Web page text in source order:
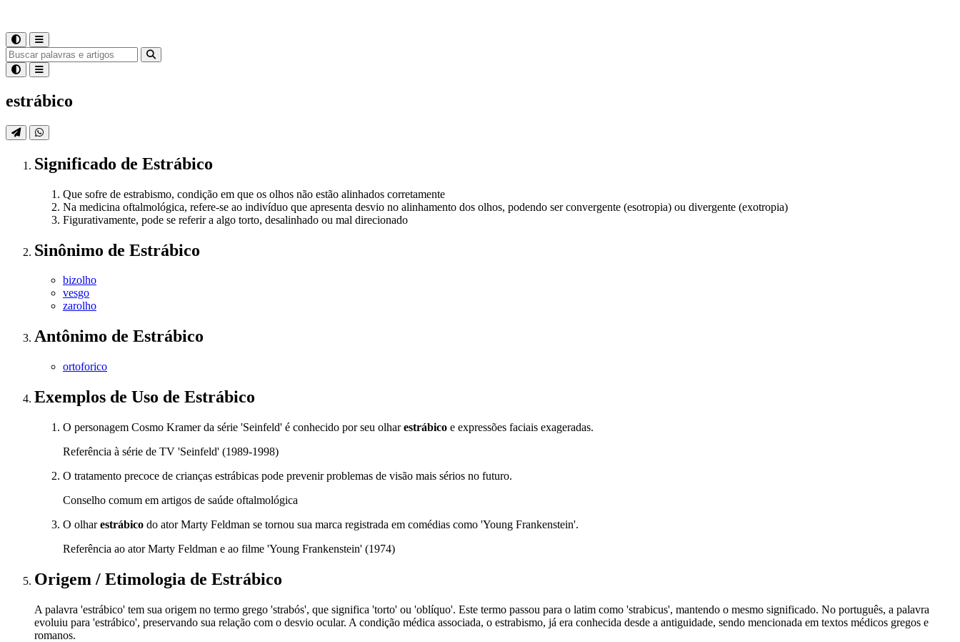
estrábico
Significado de Estrábico
Que sofre de estrabismo, condição em que os olhos não estão alinhados corretamente
Na medicina oftalmológica, refere-se ao indivíduo que apresenta desvio no alinhamento dos olhos, podendo ser convergente (esotropia) ou divergente (exotropia)
Figurativamente, pode se referir a algo torto, desalinhado ou mal direcionado
Sinônimo de Estrábico
bizolho
vesgo
zarolho
Antônimo de Estrábico
ortoforico
Exemplos de Uso de Estrábico
O personagem Cosmo Kramer da série 'Seinfeld' é conhecido por seu olharestrábico e expressões faciais exageradas.
Referência à série de TV 'Seinfeld' (1989-1998)
O tratamento precoce de crianças estrábicas pode prevenir problemas de visão mais sérios no futuro.
Conselho comum em artigos de saúde oftalmológica
O olharestrábico do ator Marty Feldman se tornou sua marca registrada em comédias como 'Young Frankenstein'.
Referência ao ator Marty Feldman e ao filme 'Young Frankenstein' (1974)
Origem / Etimologia de Estrábico
A palavra 'estrábico' tem sua origem no termo grego 'strabós', que significa 'torto' ou 'oblíquo'. Este termo passou para o latim como 'strabicus', mantendo o mesmo significado. No português, a palavra
evoluiu para 'estrábico', preservando sua relação com o desvio ocular. A condição médica associada, o estrabismo, já era conhecida desde a antiguidade, sendo mencionada em textos médicos gregos e
romanos.